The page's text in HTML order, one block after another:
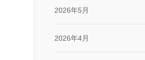
2026年5月
2026年4月